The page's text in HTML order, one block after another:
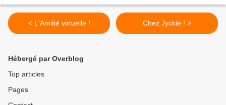
< L'Amitié virtuelle ! Chez Jyckie ! >
Hébergé par Overblog
Top articles
Pages